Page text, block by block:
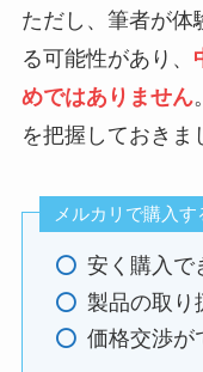
ただし、筆者が体
る可能性があり、
めではありません
を把握しておきま
メルカリで購入す
安く購入で
製品の取り
価格交渉が